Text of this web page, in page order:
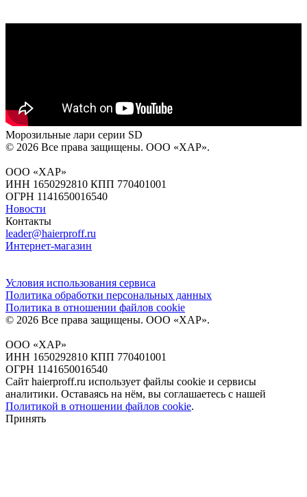
Морозильные лари серии SD
© 2026 Все права защищены. ООО «ХАР».
ООО «ХАР»
ИНН 1650292810 КПП 770401001
ОГРН 1141650016540
Новости
Контакты
leader@haierproff.ru
Интернет-магазин
Условия использования сервиса
Политика обработки персональных данных
Политика в отношении файлов сookie
© 2026 Все права защищены. ООО «ХАР».
ООО «ХАР»
ИНН 1650292810 КПП 770401001
ОГРН 1141650016540
Сайт haierproff.ru использует файлы сookie и сервисы
аналитики. Оставаясь на нём, вы соглашаетесь с нашей
Политикой в отношении файлов сookie.
Принять